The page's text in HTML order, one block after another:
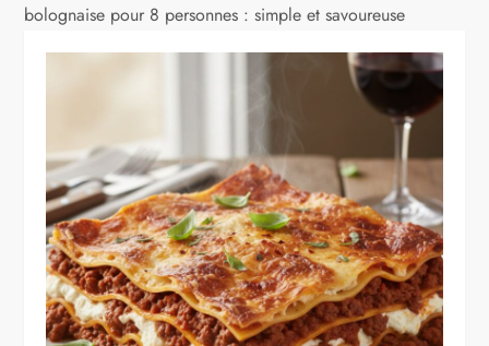
bolognaise pour 8 personnes : simple et savoureuse